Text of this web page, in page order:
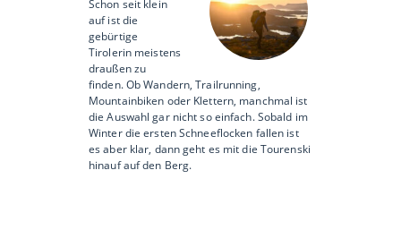
Schon seit klein
auf ist die
gebürtige
Tirolerin meistens
draußen zu
finden. Ob Wandern, Trailrunning,
Mountainbiken oder Klettern, manchmal ist
die Auswahl gar nicht so einfach. Sobald im
Winter die ersten Schneeflocken fallen ist
es aber klar, dann geht es mit die Tourenski
hinauf auf den Berg.